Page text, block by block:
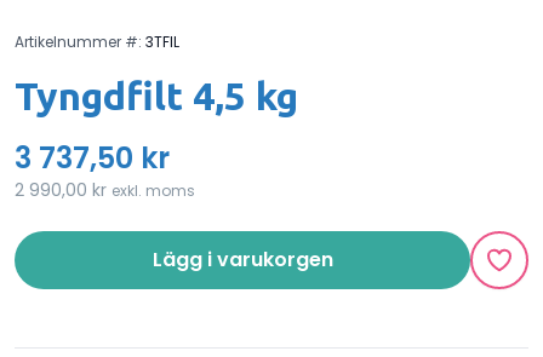
Artikelnummer #: 3TFIL
Tyngdfilt 4,5 kg
3 737,50 kr
2 990,00 kr exkl. moms
Lägg i varukorgen